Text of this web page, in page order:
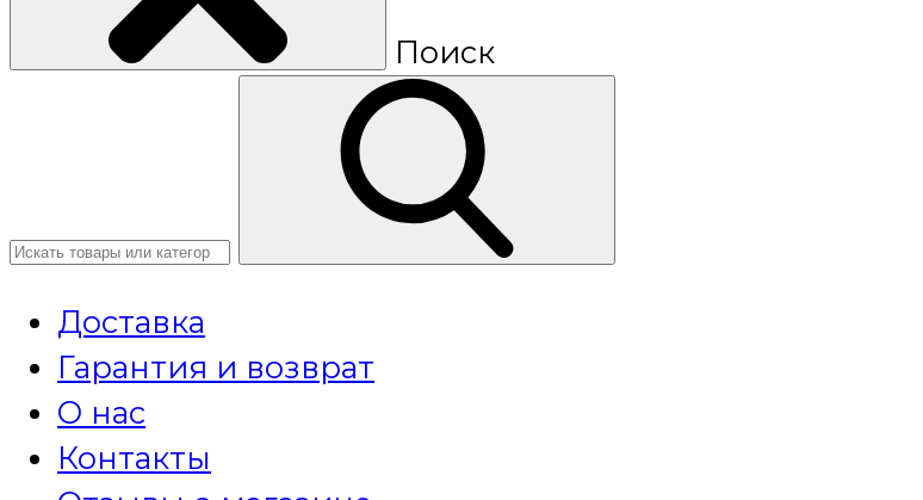
Поиск
Доставка
Гарантия и возврат
О нас
Контакты